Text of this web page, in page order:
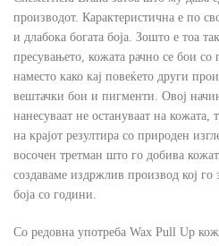
производот. Карактеристична е по
и длабока богата боја. Зошто е тоа
пресувањето, кожата рачно се бои
наместо како кај повеќето други
вештачки бои и пигменти. Овој
нанесуваат не остануваат на
на крајот резултира со природен
восочен третман што го добива
создаваме издржлив производ кој го
боја со години.
Со редовна употреба Wax Pull Up